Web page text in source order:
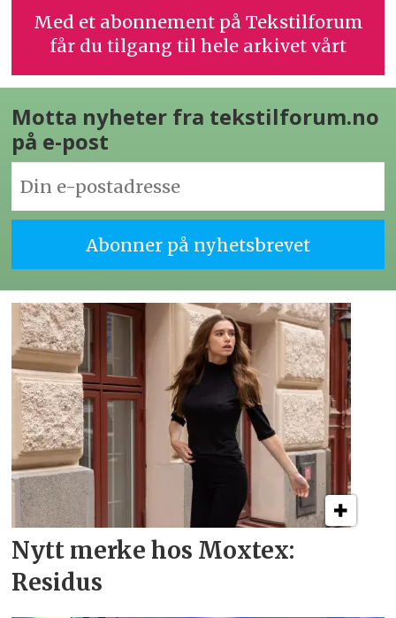
Med et abonnement på Tekstilforum
får du tilgang til hele arkivet vårt
Motta nyheter fra tekstilforum.no
på e-post
Nytt merke hos Moxtex:
Residus